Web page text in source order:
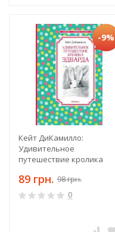
-9%
Кейт ДиКамилло:
Удивительное
путешествие кролика
89 грн. 98 грн.
0